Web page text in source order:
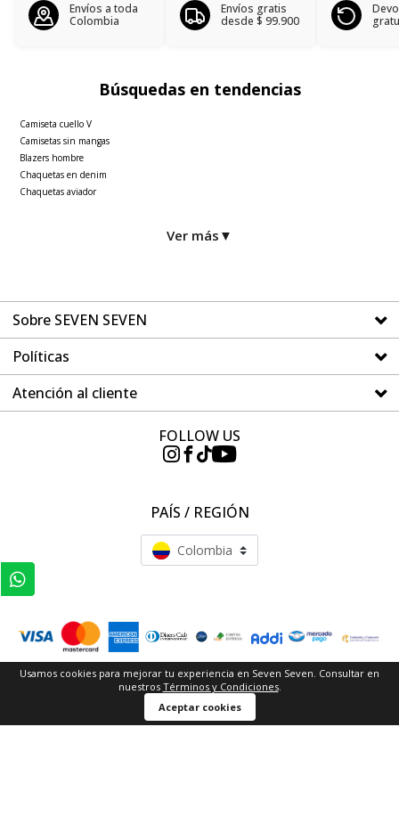
Envíos a toda
Colombia
Envíos gratis
desde$ 99.900
Búsquedas en tendencias
Camiseta cuello V
Camisetas sin mangas
Blazers hombre
Chaquetas en denim
Chaquetas aviador
Ver más ▼
Sobre SEVEN SEVEN
Políticas
Atención al cliente
FOLLOW US
PAÍS / REGIÓN
Colombia
Pash S.A.S | Nit. 860.503.159-1 | Calle 18a Nº 69b - 06 | servicliente@sevenseven.com.co | (601)
4321897 / 018000126657
Todos los derechos reservados Seven - Seven 2025
Usamos cookies para mejorar tu experiencia en Seven Seven. Consultar en
nuestros Términos y Condiciones.
Aceptar cookies